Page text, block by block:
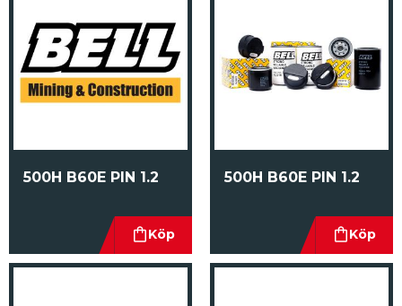
500H B60E PIN 1.2 500H B60E PIN 1.2